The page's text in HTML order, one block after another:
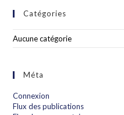
Catégories
Aucune catégorie
Méta
Connexion
Flux des publications